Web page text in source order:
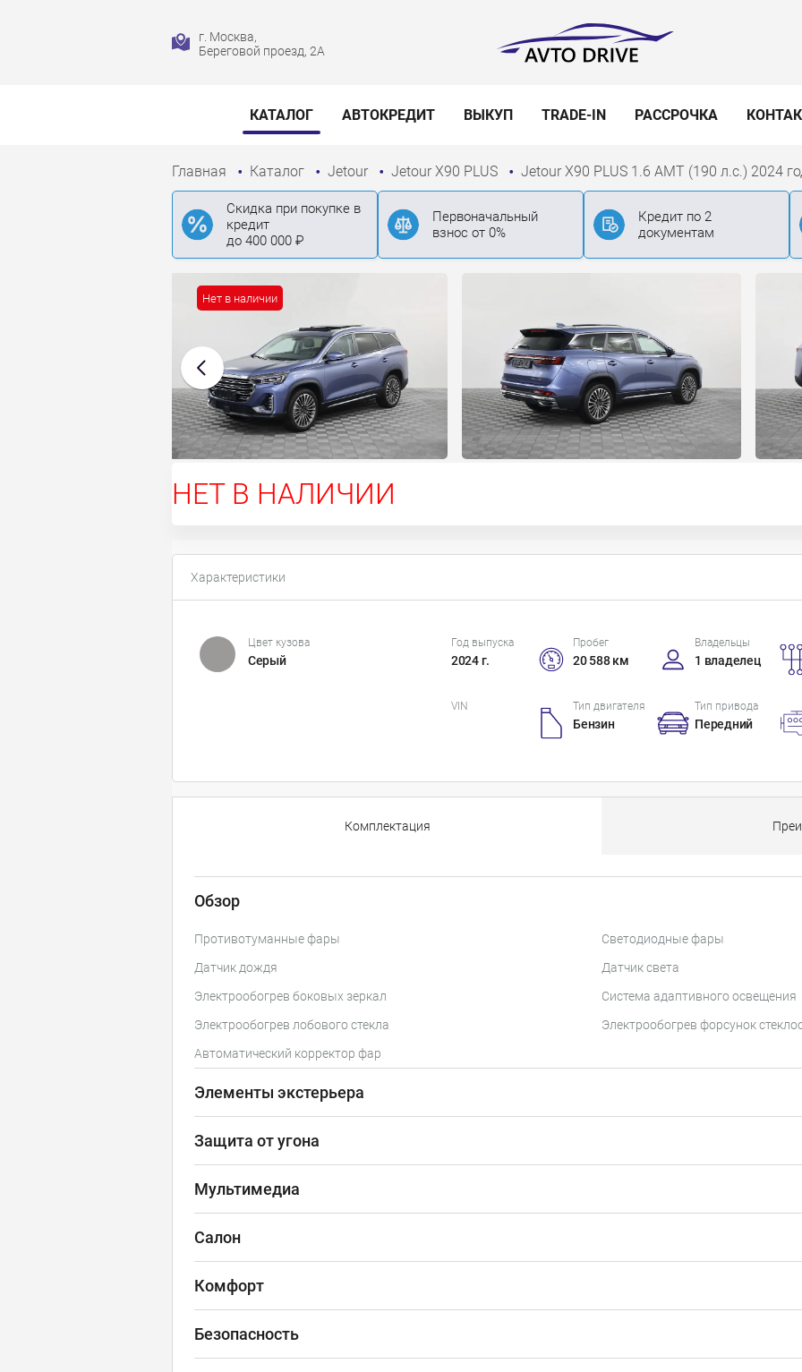
г. Москва,
Береговой проезд, 2А
КАТАЛОГ АВТОКРЕДИТ ВЫКУП TRADE-IN РАССРОЧКА
Главная Каталог Jetour Jetour X90 PLUS Jetour X90 PLUS 1.6 AMT (190 л.с.) 2024
Скидка при покупке в
кредит
до 400 000 ₽
Первоначальный
взнос от 0%
Кредит по 2
документам
НЕТ В НАЛИЧИИ
Нет в наличии
Характеристики
Цвет кузова
Серый
Год выпуска
2024 г.
Пробег
20 588 км
Владельцы
1 владелец
VIN Тип двигателя
Бензин
Тип привода
Передний
Комплектация
Обзор
Противотуманные фары
Светодиодные фары
Датчик дождя
Датчик света
Электрообогрев боковых зеркал
Система адаптивного освещения
Электрообогрев лобового стекла
Электрообогрев форсунок
Автоматический корректор фар
Элементы экстерьера
Защита от угона
Мультимедиа
Салон
Комфорт
Безопасность